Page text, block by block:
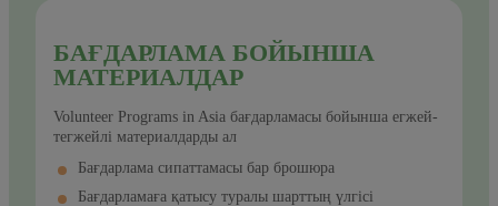
БАҒДАРЛАМА БОЙЫНША
МАТЕРИАЛДАР
Volunteer Programs in Asia бағдарламасы бойынша егжей-
тегжейлі материалдарды ал
Бағдарлама сипаттамасы бар брошюра
Бағдарламаға қатысу туралы шарттың үлгісі